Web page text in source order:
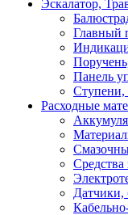
Эскалатор,
Главный
Панель
Ступени,
Расходные
Датчики,